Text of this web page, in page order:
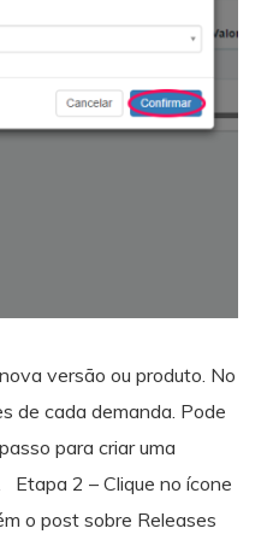
versão ou produto. No
de cada demanda. Pode
para criar uma
Etapa 2 – Clique no ícone
o post sobre Releases